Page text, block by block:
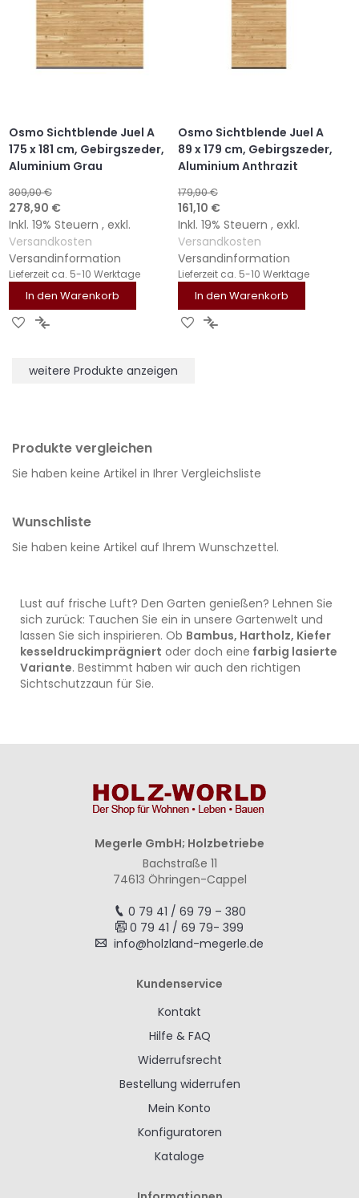
Osmo Sichtblende Juel A
175 x 181 cm, Gebirgszeder,
Aluminium Grau
309,90 €
Sonderangebot
278,90 €
Inkl. 19% Steuern , exkl.
Versandkosten
Versandinformation
Lieferzeit ca. 5-10 Werktage
In den Warenkorb
ZUR
HINZUFÜGEN
ZUR
HINZUFÜGEN
Osmo Sichtblende Juel A
89 x 179 cm, Gebirgszeder,
Aluminium Anthrazit
179,90 €
Sonderangebot
161,10 €
Inkl. 19% Steuern , exkl.
Versandkosten
Versandinformation
Lieferzeit ca. 5-10 Werktage
In den Warenkorb
ZURZUR
weitere Produkte anzeigen
Produkte vergleichen
Sie haben keine Artikel in Ihrer Vergleichsliste
Wunschliste
Sie haben keine Artikel auf Ihrem Wunschzettel.
Lust auf frische Luft? Den Garten genießen? Lehnen Sie
sich zurück: Tauchen Sie ein in unsere Gartenwelt und
lassen Sie sich inspirieren. Ob Bambus, Hartholz, Kiefer
kesseldruckimprägniert oder doch eine farbig lasierte
Variante. Bestimmt haben wir auch den richtigen
Sichtschutzzaun für Sie.
Megerle GmbH; Holzbetriebe
Bachstraße 11
74613 Öhringen-Cappel
0 79 41 / 69 79 – 380
0 79 41 / 69 79- 399
info@holzland-megerle.de
Kundenservice
Kontakt
Hilfe & FAQ
Widerrufsrecht
Bestellung widerrufen
Mein Konto
Konfiguratoren
Kataloge